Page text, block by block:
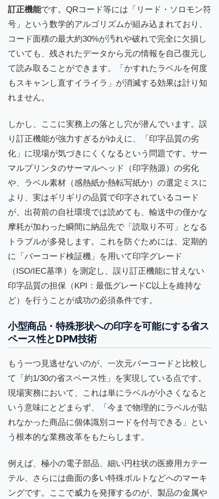
訂正機能です。QRコード等には「リード・ソロモン符
号」という数学的アルゴリズムが組み込まれており、
コード面積の最大約30%が汚れや破れで完全に欠損し
ていても、残されたデータから元の情報を自己復元し
て読み取ることができます。「かすれたラベルを何度
もスキャンし直すイライラ」が消滅する効果は計り知
れません。
しかし、ここに実務上の落とし穴が潜んでいます。誤
り訂正機能が強力すぎるがゆえに、「印字品質の劣
化」に現場が気づきにくくなるという問題です。サー
マルプリンタのサーマルヘッド（印字熱源）の劣化
や、ラベル素材（感熱紙か熱転写紙か）の選定ミスに
より、実はギリギリの品質で印字されているコード
が、出荷前の自社環境では読めても、輸送中の僅かな
摩耗が加わった瞬間に納品先で「読取り不可」となる
トラブルが多発します。これを防ぐためには、定期的
に「バーコード検証機」を用いて印字グレード
（ISO/IEC基準）を測定し、誤り訂正機能に甘えない
印字品質の担保（KPI：最低グレードC以上を維持な
ど）を行うことが成功の必須条件です。
小型商品・特殊形状への印字を可能にする省ス
ペース性とDPM技術
もう一つ見逃せないのが、一次元バーコードと比較し
て「約1/30の省スペース性」を実現している点です。
現場実務において、これは単にラベルが小さくなると
いう意味にとどまらず、「今まで物理的にラベルが貼
れなかった商品に個体識別コードを付与できる」とい
う根本的な業務改革をもたらします。
例えば、極小の電子部品、細い円柱状の医療用カテー
テル、さらには曲面の多い特殊ボルトなどへのマーキ
ングです。ここで威力を発揮するのが、製品の金属や